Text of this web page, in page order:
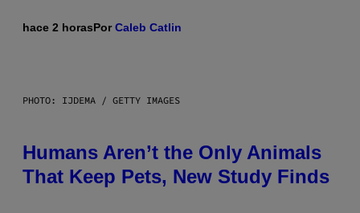
hace 2 horasPorCaleb Catlin
PHOTO: IJDEMA / GETTY IMAGES
Humans Aren’t the Only Animals
That Keep Pets, New Study Finds